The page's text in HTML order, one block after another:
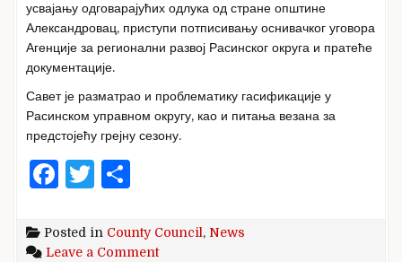
усвајању одговарајућих одлука од стране општине
Александровац, приступи потписивању оснивачког уговора
Агенције за регионални развој Расинског округа и пратеће
документације.
Савет је разматрао и проблематику гасификације у
Расинском управном округу, као и питања везана за
предстојећу грејну сезону.
F
c
T
it ar
Posted in County Council , News
Leave a Commenton